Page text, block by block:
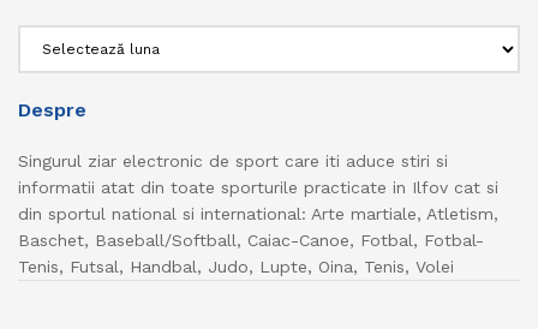
Despre
Singurul ziar electronic de sport care iti aduce stiri si
informatii atat din toate sporturile practicate in Ilfov cat si
din sportul national si international: Arte martiale, Atletism,
Baschet, Baseball/Softball, Caiac-Canoe, Fotbal, Fotbal-
Tenis, Futsal, Handbal, Judo, Lupte, Oina, Tenis, Volei